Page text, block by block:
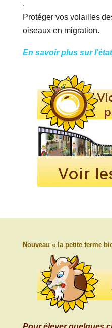
.
Protéger vos volailles
oiseaux en migration.
En savoir plus sur
Nouveau « la petite ferme